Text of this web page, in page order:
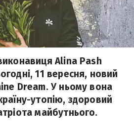
Alina Pash
11 вересня, новий
Dream. У ньому вона
утопію, здоровий
майбутнього.